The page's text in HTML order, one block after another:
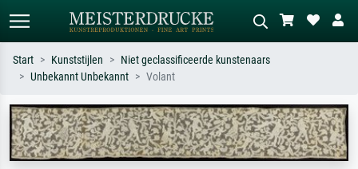
Zoek op kunstenaar, titel of stijl – bijv.
Monet, Sterrennacht, impressionisme,
Hokusai-golf, naakt.
Beschrijf de scène – bijv. groene
weide, abstract met veel rood, donker
olieverfschilderij, staand naakt naast
een boom.
Start Kunststijlen
Niet geclassificeerde kunstenaars
Unbekannt Unbekannt
Volant